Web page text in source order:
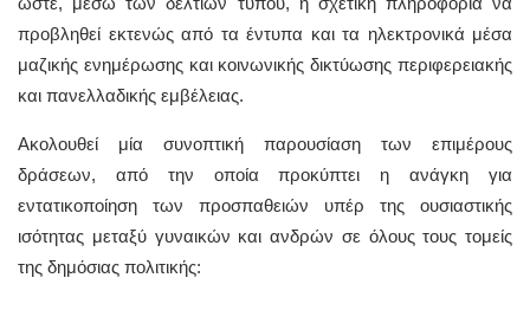
προβληθεί εκτενώς από τα έντυπα και τα ηλεκτρονικά μέσα
μαζικής ενημέρωσης και κοινωνικής δικτύωσης περιφερειακής
και πανελλαδικής εμβέλειας.
Ακολουθεί μία συνοπτική παρουσίαση των επιμέρους
δράσεων, από την οποία προκύπτει η ανάγκη για
εντατικοποίηση των προσπαθειών υπέρ της ουσιαστικής
ισότητας μεταξύ γυναικών και ανδρών σε όλους τους τομείς
της δημόσιας πολιτικής: